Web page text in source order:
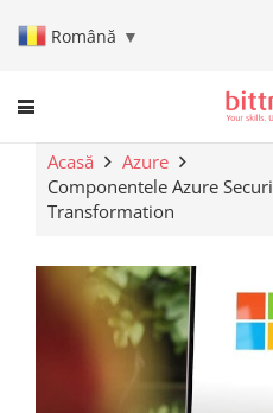
Română ▼
Acasă
Azure
Componentele Azure
Transformation